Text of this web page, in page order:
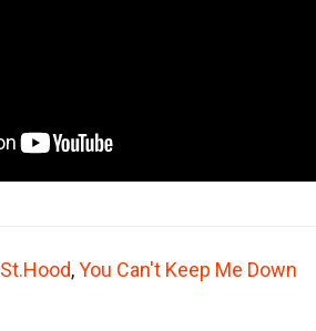
St.Hood,You Can't Keep Me Down